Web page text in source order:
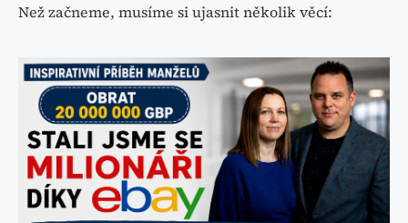
Než začneme, musíme si ujasnit několik věcí: